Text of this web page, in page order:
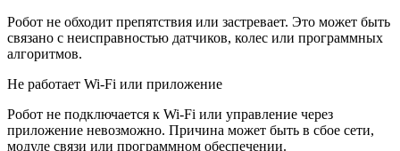
Робот не обходит препятствия или застревает. Это может быть
связано с неисправностью датчиков, колес или программных
алгоритмов.
Не работает Wi-Fi или приложение
Робот не подключается к Wi-Fi или управление через
приложение невозможно. Причина может быть в сбое сети,
модуле связи или программном обеспечении.